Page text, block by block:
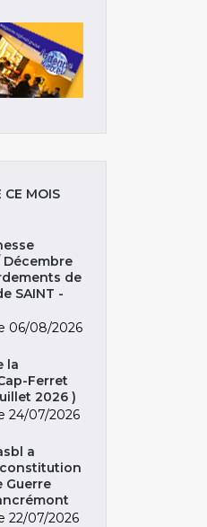
CE MOIS
Décembre
de
SAINT -
06/08/2026
la
Ferret
2026 )
24/07/2026
a
Guerre
22/07/2026